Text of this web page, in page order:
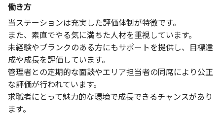
働き方
当ステーションは充実した評価体制が特徴です。
また、素直でやる気に満ちた人材を重視しています。
未経験やブランクのある方にもサポートを提供し、目標達
成や成長を評価しています。
管理者との定期的な面談やエリア担当者の同席により公正
な評価が行われています。
求職者にとって魅力的な環境で成長できるチャンスがあり
ます。